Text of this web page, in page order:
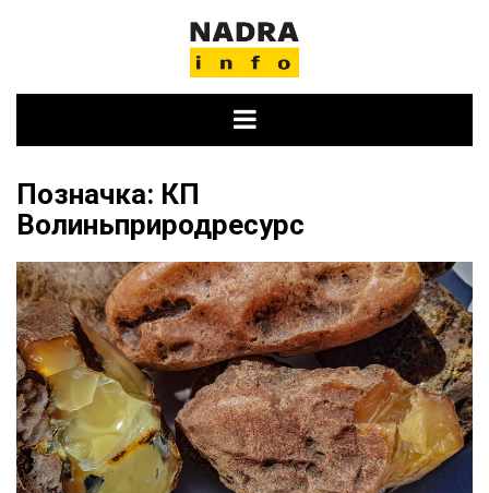
Позначка: КП
Волиньприродресурс